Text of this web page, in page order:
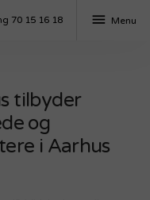
70 15 16 18 menu Menu
tilbyder
og
i Aarhus